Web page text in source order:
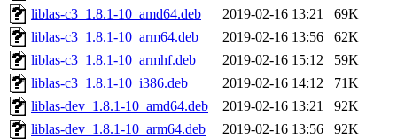
liblas-c3_1.8.1-10_amd64.deb
2019-02-16 13:21
69K
liblas-c3_1.8.1-10_arm64.deb
2019-02-16 13:56
62K
liblas-c3_1.8.1-10_armhf.deb
2019-02-16 15:12
59K
liblas-c3_1.8.1-10_i386.deb
2019-02-16 14:12
71K
liblas-dev_1.8.1-10_amd64.deb
2019-02-16 13:21
92K
liblas-dev_1.8.1-10_arm64.deb
2019-02-16 13:56
92K